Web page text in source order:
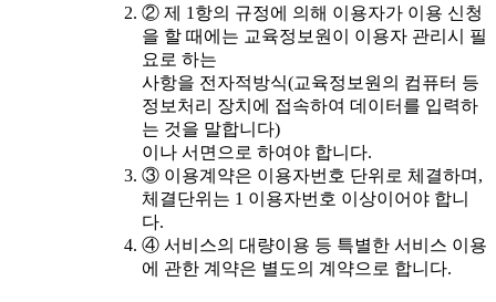
② 제 1항의 규정에 의해 이용자가 이용 신청
을 할 때에는 교육정보원이 이용자 관리시 필
요로 하는
사항을 전자적방식(교육정보원의 컴퓨터 등
정보처리 장치에 접속하여 데이터를 입력하
는 것을 말합니다)
이나 서면으로 하여야 합니다.
③ 이용계약은 이용자번호 단위로 체결하며,
체결단위는 1 이용자번호 이상이어야 합니
다.
④ 서비스의 대량이용 등 특별한 서비스 이용
에 관한 계약은 별도의 계약으로 합니다.